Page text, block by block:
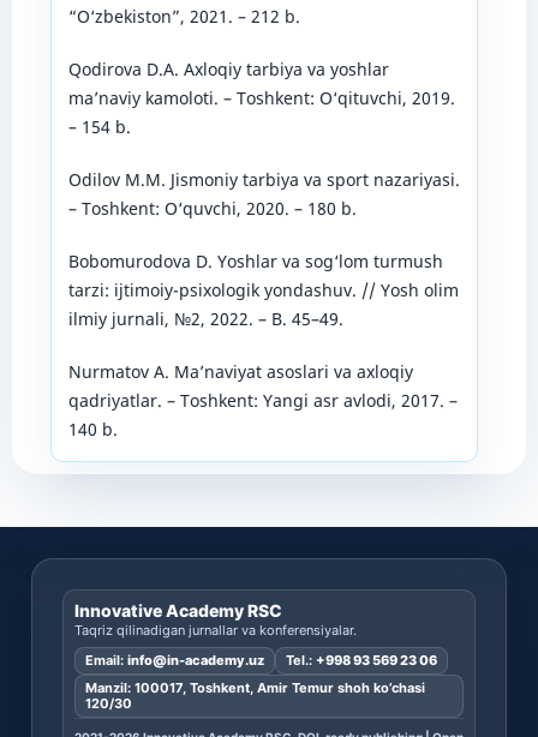
“O‘zbekiston”, 2021. – 212 b.
Qodirova D.A. Axloqiy tarbiya va yoshlar
ma’naviy kamoloti. – Toshkent: O‘qituvchi, 2019.
– 154 b.
Odilov M.M. Jismoniy tarbiya va sport nazariyasi.
– Toshkent: O‘quvchi, 2020. – 180 b.
Bobomurodova D. Yoshlar va sog‘lom turmush
tarzi: ijtimoiy-psixologik yondashuv. // Yosh olim
ilmiy jurnali, №2, 2022. – B. 45–49.
Nurmatov A. Ma’naviyat asoslari va axloqiy
qadriyatlar. – Toshkent: Yangi asr avlodi, 2017. –
140 b.
Innovative Academy RSC
Taqriz qilinadigan jurnallar va konferensiyalar.
Email: info@in-academy.uz Tel.: +998 93 569 23 06
Manzil: 100017, Toshkent, Amir Temur shoh ko’chasi
120/30